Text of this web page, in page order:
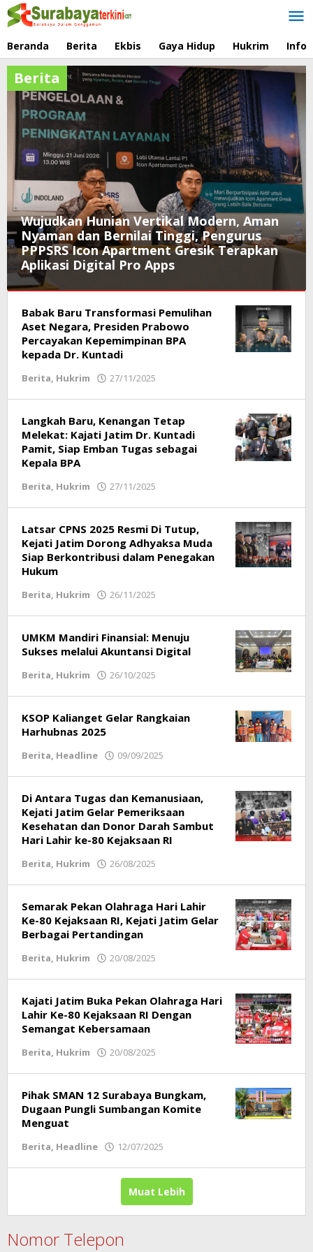
Lewati
ke
Beranda Berita Ekbis Gaya Hidup Hukrim Info
Wujudkan Hunian Vertikal Modern, Aman
Nyaman dan Bernilai Tinggi, Pengurus
PPPSRS Icon Apartment Gresik Terapkan
Aplikasi Digital Pro Apps
Gaya
Hidup,
Headline,
Info
Jatim,
22/06/2026
oleh
Respati
Berita
Babak Baru Transformasi Pemulihan
Aset Negara, Presiden Prabowo
Percayakan Kepemimpinan BPA
kepada Dr. Kuntadi
Berita, Hukrim 27/11/2025
Langkah Baru, Kenangan Tetap
Melekat: Kajati Jatim Dr. Kuntadi
Pamit, Siap Emban Tugas sebagai
Kepala BPA
Berita, Hukrim 27/11/2025
Latsar CPNS 2025 Resmi Di Tutup,
Kejati Jatim Dorong Adhyaksa Muda
Siap Berkontribusi dalam Penegakan
Hukum
Berita, Hukrim 26/11/2025
UMKM Mandiri Finansial: Menuju
Sukses melalui Akuntansi Digital
Berita, Hukrim 26/10/2025
KSOP Kalianget Gelar Rangkaian
Harhubnas 2025
Berita, Headline 09/09/2025
Di Antara Tugas dan Kemanusiaan,
Kejati Jatim Gelar Pemeriksaan
Kesehatan dan Donor Darah Sambut
Hari Lahir ke-80 Kejaksaan RI
Berita, Hukrim 26/08/2025
Semarak Pekan Olahraga Hari Lahir
Ke-80 Kejaksaan RI, Kejati Jatim Gelar
Berbagai Pertandingan
Berita, Hukrim 20/08/2025
Kajati Jatim Buka Pekan Olahraga Hari
Lahir Ke-80 Kejaksaan RI Dengan
Semangat Kebersamaan
Berita, Hukrim 20/08/2025
Pihak SMAN 12 Surabaya Bungkam,
Dugaan Pungli Sumbangan Komite
Menguat
Berita, Headline 12/07/2025
Muat Lebih
Nomor Telepon